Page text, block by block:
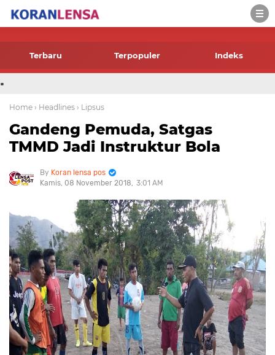
-->
Terbaru Terpopuler Indeks
.
Home › Headlines › Lipsus
Gandeng Pemuda, Satgas
TMMD Jadi Instruktur Bola
Koran lensa pos
Kamis, 08 November 2018
3:01 AM